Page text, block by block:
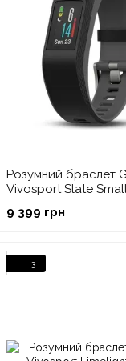
Розумний браслет
Vivosport Slate
9 399 грн
3